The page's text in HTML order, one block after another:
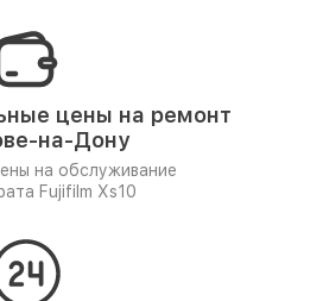
цены на ремонт
на-Дону
на обслуживание
Fujifilm Xs10